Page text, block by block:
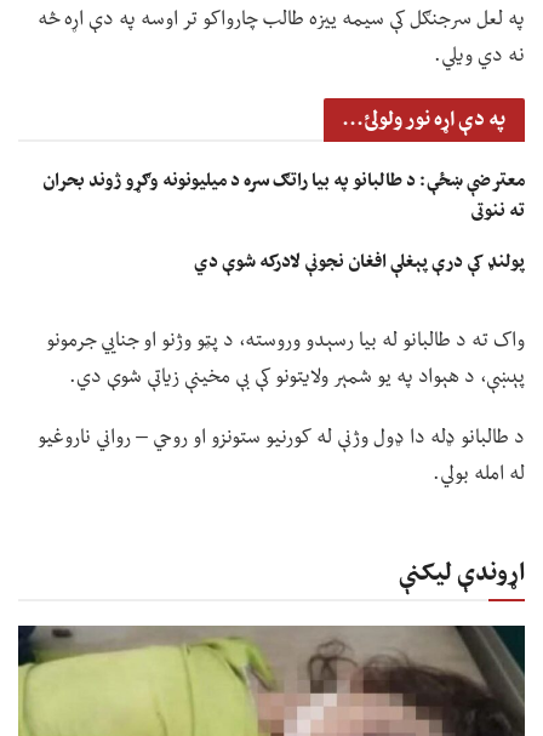
په لعل سرجنګل کې سیمه ییزه طالب چارواکو تر اوسه په دې اړه څه
نه دي ویلي.
په دې اړه نور ولولئ...
معترضې ښځې: د طالبانو په بیا راتګ سره د میلیونونه وګړو ژوند بحران
ته ننوتی
پولنډ کې درې پېغلې افغان نجونې لادرکه شوې دي
واک ته د طالبانو له بیا رسېدو وروسته، د پټو وژنو او جنايي جرمونو
پېښې، د هېواد په یو شمېر ولایتونو کې بې مخینې زیاتې شوې دي.
د طالبانو ډله دا ډول وژنې له کورنیو ستونزو او روحي – رواني ناروغیو
له امله بولي.
اړوندې لیکنې